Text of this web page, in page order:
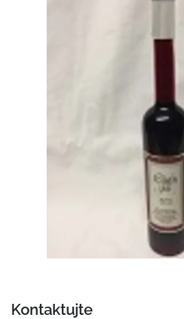
Kontaktujte